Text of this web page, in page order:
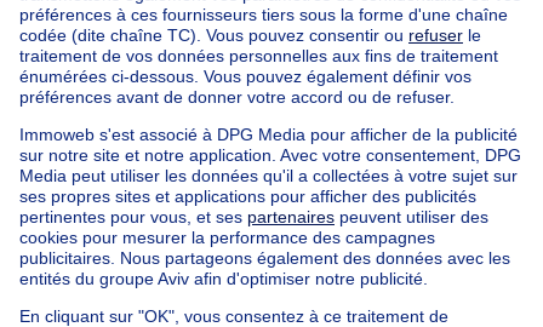
Nos maisons hors de la Belgique
Maison à vendre France
Maison à vendre Espagne
Maison à vendre Italie
Maison à vendre Luxembourg
Maison à vendre Pays-bas
Nos biens pas chèrsMaison à vendre pas cher
Appartements à louer pas cher
Nos biens à louer avec chambres
Appartement à vendre avec 3 chambres
Maison à vendre avec 3 chambres
Appartement à louer avec 3 chambres
Maison à louer avec 3 chambres
Appartement à louer avec 3 chambres Bruxelles-ville